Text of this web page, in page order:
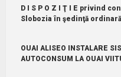
D I S P O Z I Ţ I E privind
Slobozia în şedinţă
OUAI ALISEO INSTALARE
AUTOCONSUM LA OUAI